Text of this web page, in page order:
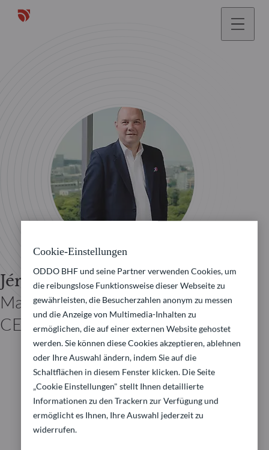
Jérôme Marie
Managing Director und Deputy
CEO
Cookie-Einstellungen
ODDO BHF und seine Partner verwenden Cookies, um
die reibungslose Funktionsweise dieser Webseite zu
gewährleisten, die Besucherzahlen anonym zu messen
und die Anzeige von Multimedia-Inhalten zu
ermöglichen, die auf einer externen Website gehostet
werden. Sie können diese Cookies akzeptieren, ablehnen
oder Ihre Auswahl ändern, indem Sie auf die
Schaltflächen in diesem Fenster klicken. Die Seite
„Cookie Einstellungen" stellt Ihnen detaillierte
Informationen zu den Trackern zur Verfügung und
ermöglicht es Ihnen, Ihre Auswahl jederzeit zu
widerrufen.